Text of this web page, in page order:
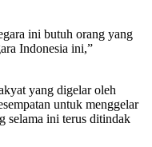
ini butuh orang yang
Indonesia ini,”
yang digelar oleh
untuk menggelar
selama ini terus ditindak